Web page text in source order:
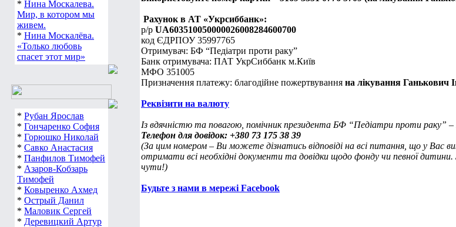
* Нина Москалева.
Мир, в котором мы
живем.
* Нина Москалёва.
«Только любовь
спасет этот мир»
* Рубан Ярослав
* Гончаренко София
* Горюшко Николай
* Савко Анастасия
* Панфилов Тимофей
* Азаров-Кобзарь
Тимофей
* Ковыренко Ахмед
* Острый Данил
* Маловик Сергей
* Деревицкий Артур
Рахунок в АТ «Укрсиббанк»:
р/р UA603510050000026008284600700
код ЄДРПОУ 35997765
Отримувач: БФ “Педіатри проти раку”
Банк отримувача: ПАТ УкрСиббанк м.Київ
МФО 351005
Призначення платежу: благодійне пожертвування на лікування Ганькович
Реквізити на валюту
Із вдячністю та повагою, помічник президента БФ “Педіатри проти раку”
Телефон для довідок: +380 73 175 38 39
(За цим номером – Ви можете дізнатись відповіді на всі питання, що у Вас
отримати всі необхідні документи та довідки щодо фонду чи певної
чути!)
Будьте з нами в мережі Facebook